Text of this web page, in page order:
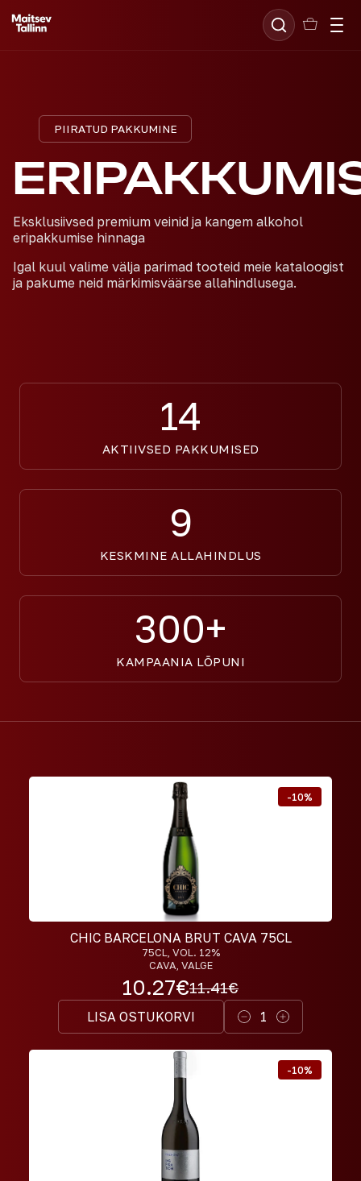
PIIRATUD PAKKUMINE
Eksklusiivsed premium veinid ja kangem alkohol
eripakkumise hinnaga
Igal kuul valime välja parimad tooteid meie kataloogist
ja pakume neid märkimisväärse allahindlusega.
14
AKTIIVSED PAKKUMISED
9
KESKMINE ALLAHINDLUS
300+
KAMPAANIA LÕPUNI
-10%
CHIC BARCELONA BRUT CAVA 75CL
75CL
, VOL. 12%
CAVA, VALGE
10.27€11.41€
LISA OSTUKORVI 1
-10%